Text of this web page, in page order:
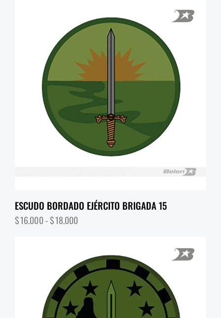
ESCUDO BORDADO EJÉRCITO BRIGADA 15
$16,000-$18,000